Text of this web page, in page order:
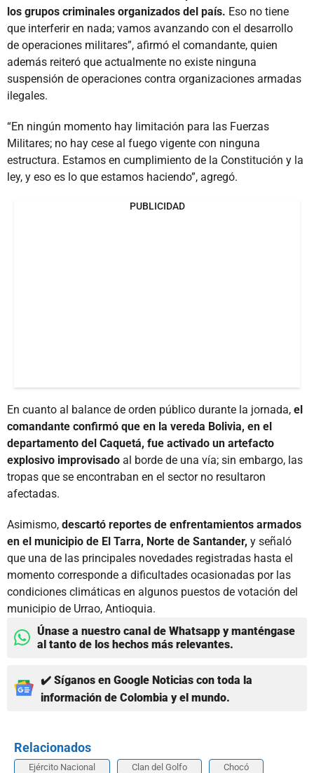
los grupos criminales organizados del país. Eso no tiene
que interferir en nada; vamos avanzando con el desarrollo
de operaciones militares”, afirmó el comandante, quien
además reiteró que actualmente no existe ninguna
suspensión de operaciones contra organizaciones armadas
ilegales.
“En ningún momento hay limitación para las Fuerzas
Militares; no hay cese al fuego vigente con ninguna
estructura. Estamos en cumplimiento de la Constitución y la
ley, y eso es lo que estamos haciendo”, agregó.
PUBLICIDAD
En cuanto al balance de orden público durante la jornada, el
comandante confirmó que en la vereda Bolivia, en el
departamento del Caquetá, fue activado un artefacto
explosivo improvisado al borde de una vía; sin embargo, las
tropas que se encontraban en el sector no resultaron
afectadas.
Asimismo, descartó reportes de enfrentamientos armados
en el municipio de El Tarra, Norte de Santander, y señaló
que una de las principales novedades registradas hasta el
momento corresponde a dificultades ocasionadas por las
condiciones climáticas en algunos puestos de votación del
municipio de Urrao, Antioquia.
Únase a nuestro canal de Whatsapp y manténgase
al tanto de los hechos más relevantes.
✔️ Síganos en Google Noticias con toda la
información de Colombia y el mundo.
Relacionados
Ejército Nacional Clan del Golfo Chocó